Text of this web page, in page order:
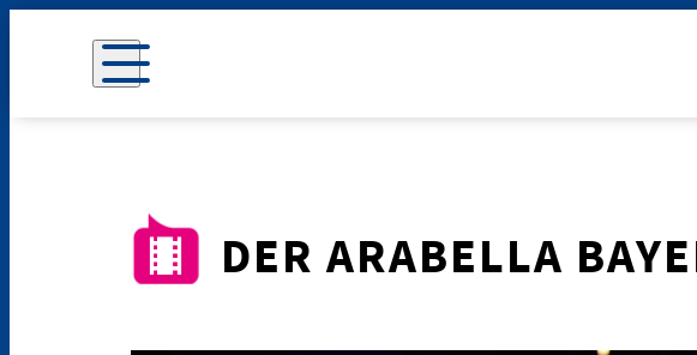
DER ARABELLA